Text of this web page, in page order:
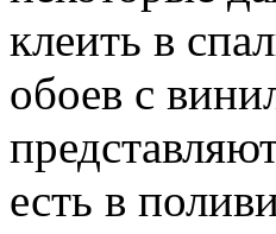
клеить в
обоев с
есть в